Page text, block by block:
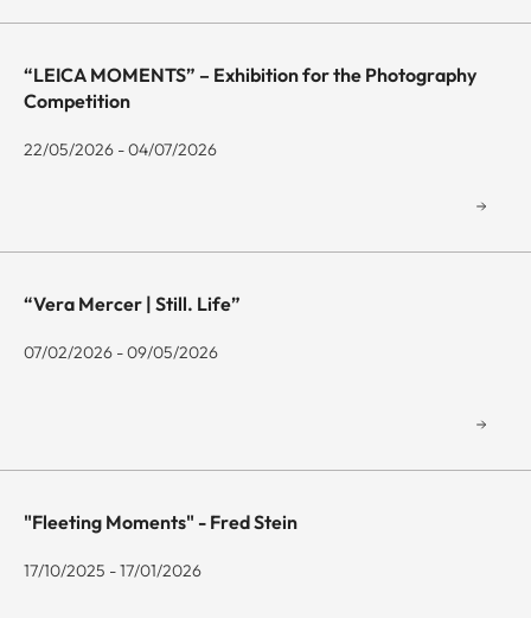
“LEICA MOMENTS” – Exhibition for the Photography
Competition
22/05/2026 - 04/07/2026
“Vera Mercer | Still. Life”
07/02/2026 - 09/05/2026
"Fleeting Moments" - Fred Stein
17/10/2025 - 17/01/2026